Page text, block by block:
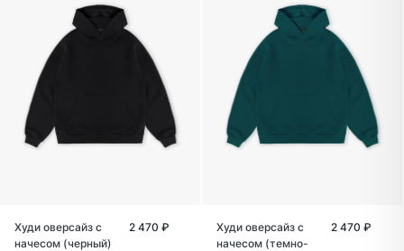
Худи оверсайз с
начесом (черный)
2 470 ₽
Худи оверсайз с
начесом (темно-
2 470 ₽